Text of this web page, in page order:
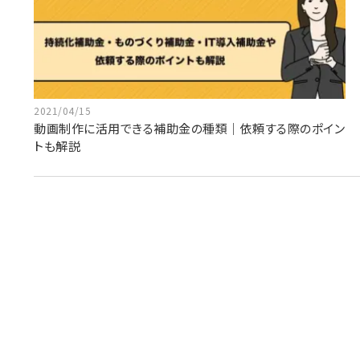
2021/04/15
動画制作に活用できる補助金の種類｜依頼する際のポイン
トも解説